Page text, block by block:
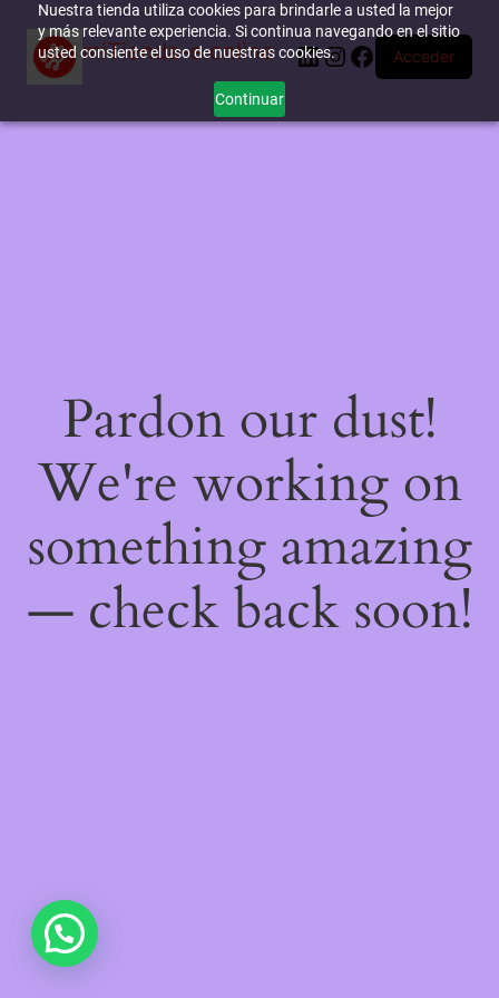
Nuestra tienda utiliza cookies para brindarle a usted la mejor
y más relevante experiencia. Si continua navegando en el sitio
usted consiente el uso de nuestras cookies.
Continuar
miTienda-e.online LinkedIn
Instagram
Facebook
Acceder
Pardon our dust!
We're working on
something amazing
— check back soon!